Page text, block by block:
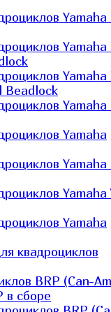
Beadlock
Yamaha
Yamaha
Yamaha
Yamaha
Yamaha
квадроциклов
BRP (Can-
в сборе